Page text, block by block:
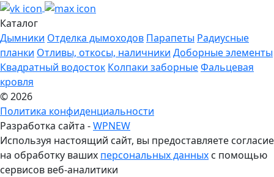
Каталог
Дымники Отделка дымоходов Парапеты Радиусные
планки Отливы, откосы, наличники Доборные элементы
Квадратный водосток Колпаки заборныеФальцевая
кровля
© 2026
Политика конфиденциальности
Разработка сайта -WPNEW
Используя настоящий сайт, вы предоставляете согласие
на обработку ваших персональных данных с помощью
сервисов веб-аналитики